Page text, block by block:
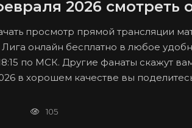
2026 смотреть
просмотр прямой трансляции
онлайн бесплатно в любое
по МСК. Другие фанаты скажут
в хорошем качестве вы
105